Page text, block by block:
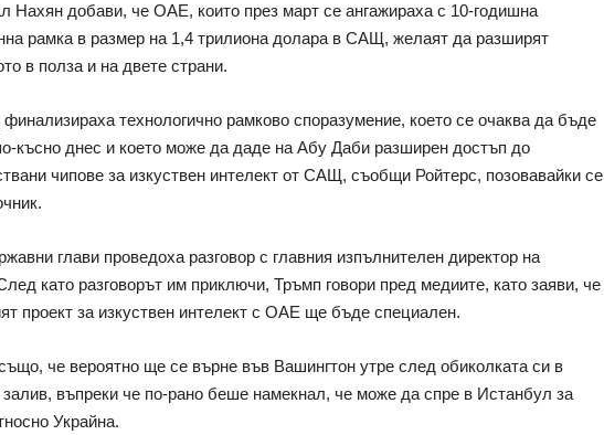
Нахян добави, че ОАЕ, които през март се ангажираха с 10-годишна
рамка в размер на 1,4 трилиона долара в САЩ, желаят да разширят
в полза и на двете страни.
технологично рамково споразумение, което се очаква да бъде
късно днес и което може да даде на Абу Даби разширен достъп до
чипове за изкуствен интелект от САЩ, съобщи Ройтерс, позовавайки се
глави проведоха разговор с главния изпълнителен директор на
като разговорът им приключи, Тръмп говори пред медиите, като заяви, че
проект за изкуствен интелект с ОАЕ ще бъде специален.
че вероятно ще се върне във Вашингтон утре след обиколката си в
въпреки че по-рано беше намекнал, че може да спре в Истанбул за
Украйна.